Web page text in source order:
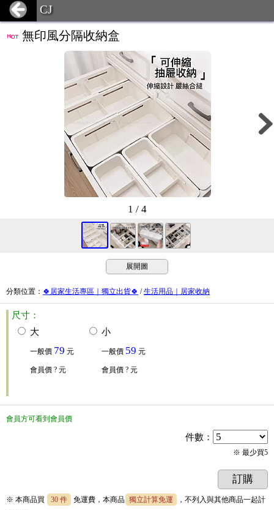
CJ
無印風分隔收納盒
1 / 4
展開圖
分類位置 ： 🍀居家生活專區｜獨立出貨🍀 /生活用品｜居家收納
尺寸：
大
一般價 79 元
會員價 ? 元
小
一般價 59 元
會員價 ? 元
會員方可看到會員價
件數 ：
※ 最少買5
訂購
※ 本商品買 30 件 免運費，本商品 獨立計算免運
，不列入與其他商品一起計